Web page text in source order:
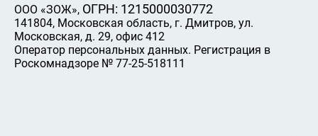
ООО «ЗОЖ», ОГРН: 1215000030772
141804, Московская область, г. Дмитров, ул.
Московская, д. 29, офис 412
Оператор персональных данных. Регистрация в
Роскомнадзоре № 77-25-518111